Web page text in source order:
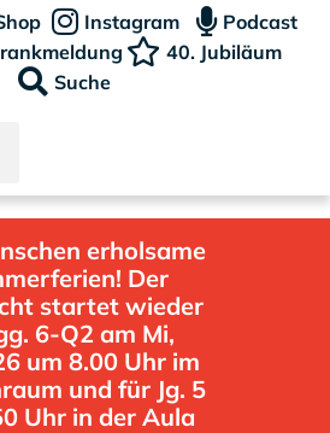
Instagram
Podcast
40. Jubiläum
Suche
erholsame
Der
startet wieder
6-Q2 am Mi,
um 8.00 Uhr im
und für Jg. 5
Uhr in der Aula